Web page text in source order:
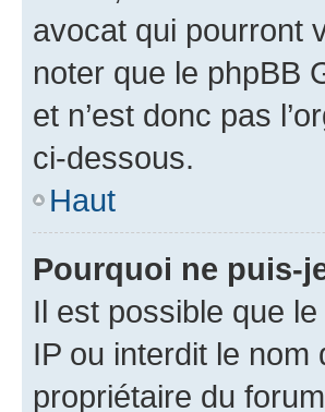
avocat qui pourront
noter que le phpBB
et n’est donc pas
ci-dessous.
Haut
Pourquoi ne puis-
Il est possible que
IP ou interdit le nom
propriétaire du